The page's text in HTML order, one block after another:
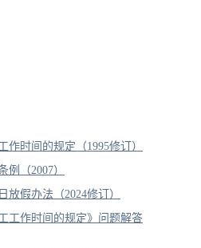
作时间的规定（1995修订）
例（2007）
放假办法（2024修订）
工作时间的规定》问题解答